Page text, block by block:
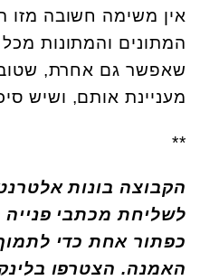
אין משימה חשובה
המתונים והמתונות
שאפשר גם אחרת,
מעניינת אותם, ושיש
**
הקבוצה בונות
לשליחת מכתבי
כפתור אחת כדי
האמנה. הצטרפו